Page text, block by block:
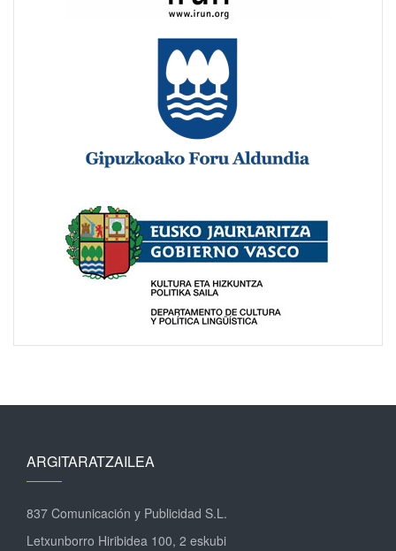
ARGITARATZAILEA
837 Comunicación y Publicidad S.L.
Letxunborro Hiribidea 100, 2 eskubi